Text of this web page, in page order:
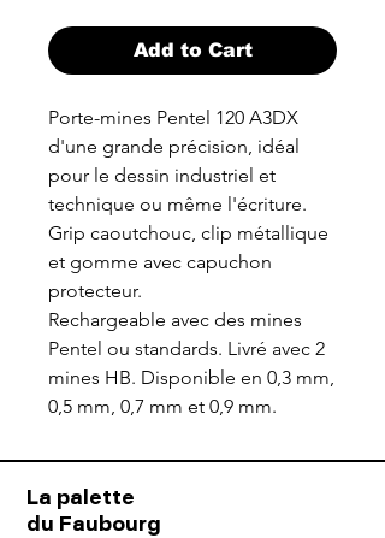
Add to Cart
Porte-mines Pentel 120 A3DX
d'une grande précision, idéal
pour le dessin industriel et
technique ou même l'écriture.
Grip caoutchouc, clip métallique
et gomme avec capuchon
protecteur.
Rechargeable avec des mines
Pentel ou standards. Livré avec 2
mines HB. Disponible en 0,3 mm,
0,5 mm, 0,7 mm et 0,9 mm.
La palette
du Faubourg